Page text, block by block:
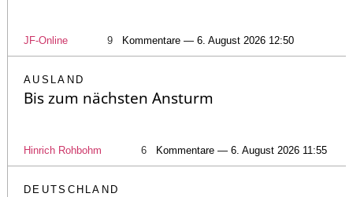
JF-Online 9 Kommentare — 6. August 2026 12:50
AUSLAND
Bis zum nächsten Ansturm
Hinrich Rohbohm 6 Kommentare — 6. August 2026 11:55
DEUTSCHLAND